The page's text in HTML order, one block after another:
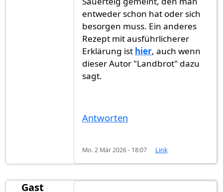
entweder schon hat oder sich
besorgen muss. Ein anderes
Rezept mit ausführlicherer
Erklärung ist hier, auch wenn
dieser Autor "Landbrot" dazu
sagt.
Antworten
Mo. 2 Mär 2026 - 18:07 Link
Gast